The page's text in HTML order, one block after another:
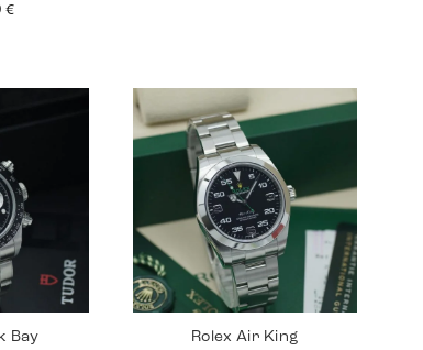
€
Bay
Rolex Air King